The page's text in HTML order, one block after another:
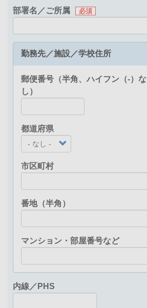
部署名／ご所属
勤務先／施設／学校住所
郵便番号（半角、ハイフン（-）な
し）
都道府県
市区町村
番地（半角）
マンション・部屋番号など
内線／PHS